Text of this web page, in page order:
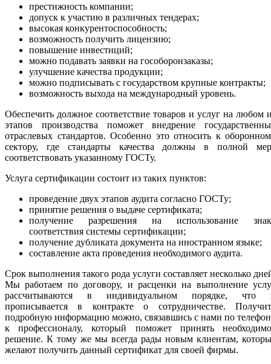
престижность компании;
допуск к участию в различных тендерах;
высокая конкурентоспособность;
возможность получить лицензию;
повышение инвестиций;
можно подавать заявки на гособоронзаказы;
улучшение качества продукции;
можно подписывать с государством крупные контракты;
возможность выхода на международный уровень.
Обеспечить должное соответствие товаров и услуг на любом
этапов производства поможет внедрение
отраслевых стандартов. Особенно это относить к
сектору, где стандарты качества должны в полной
соответствовать указанному ГОСТу.
Услуга сертификации состоит из таких пунктов:
проведение двух этапов аудита согласно ГОСТу;
принятие решения о выдаче сертификата;
получение разрешения на использование
соответствия системы сертификации;
получение дубликата документа на иностранном языке;
составление акта проведения необходимого аудита.
Срок выполнения такого рода услуги составляет несколько
Мы работаем по договору, и расценки на выполнение
рассчитываются в индивидуальном порядке, что
прописывается в контракте о сотрудничестве.
подробную информацию можно, связавшись с нами по
к профессионалу, который поможет принять
решение. К тому же мы всегда рады новым клиентам,
желают получить данный сертификат для своей фирмы.